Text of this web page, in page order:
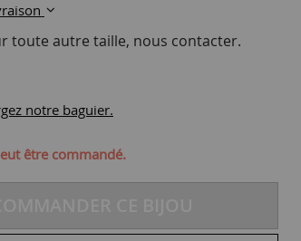
toute autre taille, nous contacter.
notre baguier.
être commandé.